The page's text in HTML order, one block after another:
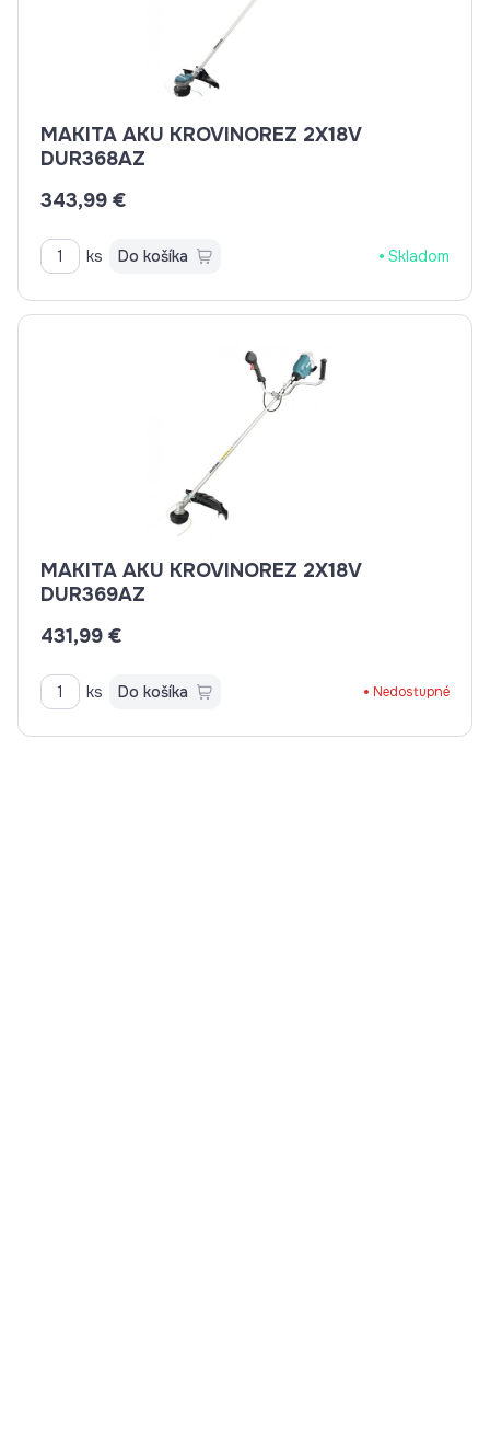
MAKITA AKU KROVINOREZ 2X18V
DUR368AZ
343,99 €
ks Do košíka Skladom
MAKITA AKU KROVINOREZ 2X18V
DUR369AZ
431,99 €
ks Do košíka Nedostupné